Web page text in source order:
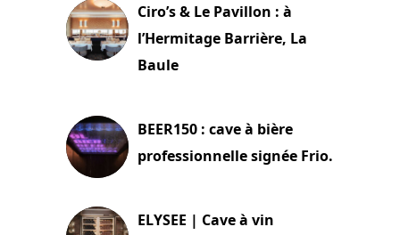
Ciro’s & Le Pavillon : à
l’Hermitage Barrière, La
Baule
BEER150 : cave à bière
professionnelle signée Frio.
ELYSEE | Cave à vin